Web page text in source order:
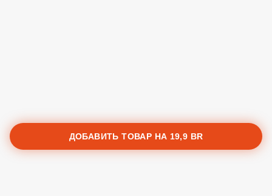
ДОБАВИТЬ ТОВАР НА 19,9 BR